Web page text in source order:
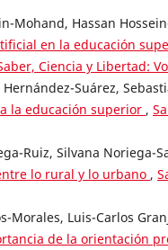
Mohand, Hassan
en la educación
Ciencia y Libertad:
Suárez,
la educación superior ,
Ruiz, Silvana Noriega-
lo rural y lo urbano ,
Morales, Luis-Carlos
de la orientación